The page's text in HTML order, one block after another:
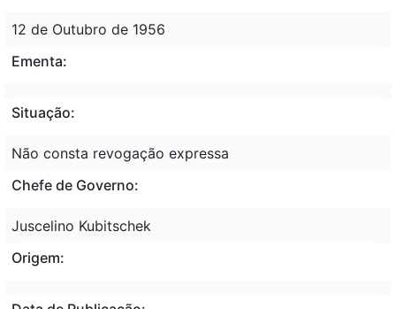
12 de Outubro de 1956
Ementa:
Situação:
Não consta revogação expressa
Chefe de Governo:
Juscelino Kubitschek
Origem: